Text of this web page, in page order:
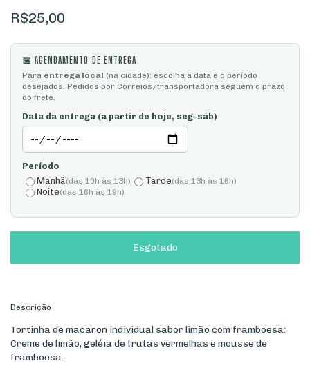
R$25,00
📅 AGENDAMENTO DE ENTREGA
Para entrega local (na cidade): escolha a data e o período
desejados. Pedidos por Correios/transportadora seguem o prazo
do frete.
Data da entrega (a partir de hoje, seg–sáb)
Período
Manhã(das 10h às 13h) Tarde(das 13h às 16h)
Noite(das 16h às 19h)
Descrição
Tortinha de macaron individual sabor limão com framboesa:
Creme de limão, geléia de frutas vermelhas e mousse de
framboesa.